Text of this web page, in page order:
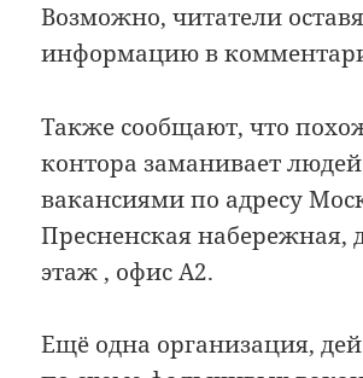
Возможно, читатели
информацию в
Также сообщают, что
контора заманивает людей
вакансиями по адресу
Пресненская набережная,
этаж , офис А2.
Ещё одна организация,